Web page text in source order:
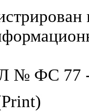
№ ФС 77